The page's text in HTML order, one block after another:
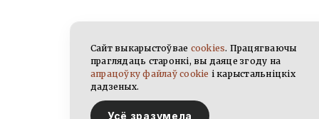
Сайт выкарыстоўвае cookies. Працягваючы
праглядаць старонкі, вы даяце згоду на
апрацоўку файлаў cookie і карыстальніцкіх
дадзеных.
Усё зразумела